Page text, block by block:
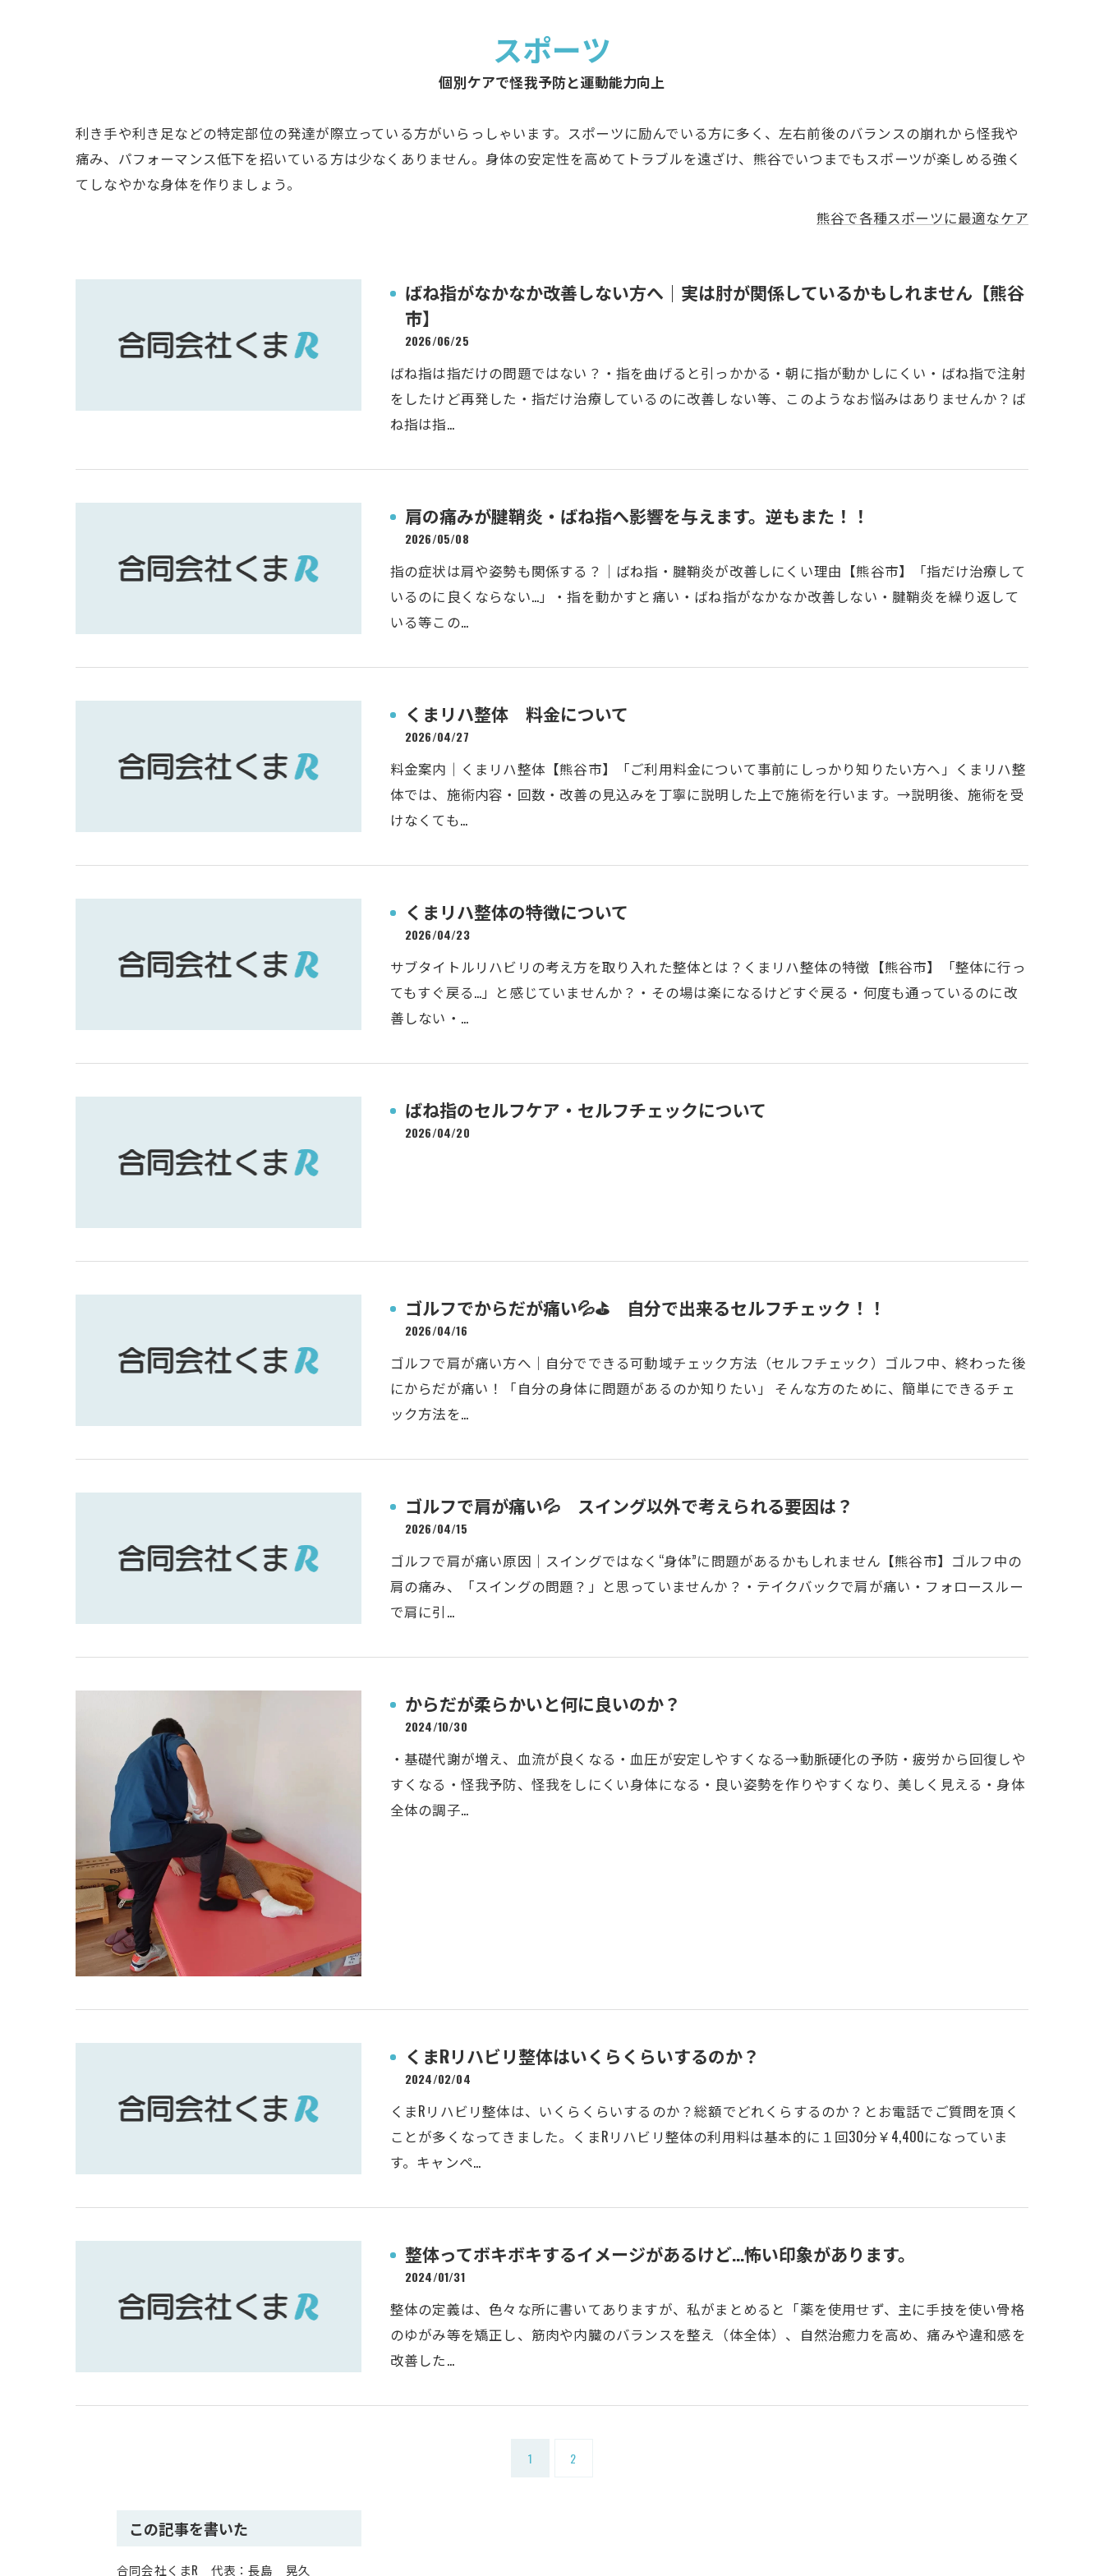
スポーツ
個別ケアで怪我予防と運動能力向上
利き手や利き足などの特定部位の発達が際立っている方がいらっしゃいます。スポーツに励んでいる方に多く、左右前後のバランスの崩れから怪我や
痛み、パフォーマンス低下を招いている方は少なくありません。身体の安定性を高めてトラブルを遠ざけ、熊谷でいつまでもスポーツが楽しめる強く
てしなやかな身体を作りましょう。
熊谷で各種スポーツに最適なケア
ばね指がなかなか改善しない方へ｜実は肘が関係しているかもしれません【熊谷
市】
2026/06/25
ばね指は指だけの問題ではない？・指を曲げると引っかかる・朝に指が動かしにくい・ばね指で注射
をしたけど再発した・指だけ治療しているのに改善しない等、このようなお悩みはありませんか？ば
ね指は指…
肩の痛みが腱鞘炎・ばね指へ影響を与えます。逆もまた！！
2026/05/08
指の症状は肩や姿勢も関係する？｜ばね指・腱鞘炎が改善しにくい理由【熊谷市】「指だけ治療して
いるのに良くならない…」・指を動かすと痛い・ばね指がなかなか改善しない・腱鞘炎を繰り返して
いる等この…
くまリハ整体 料金について
2026/04/27
料金案内｜くまリハ整体【熊谷市】「ご利用料金について事前にしっかり知りたい方へ」くまリハ整
体では、施術内容・回数・改善の見込みを丁寧に説明した上で施術を行います。→説明後、施術を受
けなくても…
くまリハ整体の特徴について
2026/04/23
サブタイトルリハビリの考え方を取り入れた整体とは？くまリハ整体の特徴【熊谷市】「整体に行っ
てもすぐ戻る…」と感じていませんか？・その場は楽になるけどすぐ戻る・何度も通っているのに改
善しない・…
ばね指のセルフケア・セルフチェックについて
2026/04/20
ゴルフでからだが痛い💦⛳ 自分で出来るセルフチェック！！
2026/04/16
ゴルフで肩が痛い方へ｜自分でできる可動域チェック方法（セルフチェック）ゴルフ中、終わった後
にからだが痛い！「自分の身体に問題があるのか知りたい」 そんな方のために、簡単にできるチェ
ック方法を…
ゴルフで肩が痛い💦 スイング以外で考えられる要因は？
2026/04/15
ゴルフで肩が痛い原因｜スイングではなく“身体”に問題があるかもしれません【熊谷市】ゴルフ中の
肩の痛み、「スイングの問題？」と思っていませんか？・テイクバックで肩が痛い・フォロースルー
で肩に引…
からだが柔らかいと何に良いのか？
2024/10/30
・基礎代謝が増え、血流が良くなる・血圧が安定しやすくなる→動脈硬化の予防・疲労から回復しや
すくなる・怪我予防、怪我をしにくい身体になる・良い姿勢を作りやすくなり、美しく見える・身体
全体の調子…
くまRリハビリ整体はいくらくらいするのか？
2024/02/04
くまRリハビリ整体は、いくらくらいするのか？総額でどれくらするのか？とお電話でご質問を頂く
ことが多くなってきました。くまRリハビリ整体の利用料は基本的に１回30分￥4,400になっていま
す。キャンペ…
整体ってボキボキするイメージがあるけど...怖い印象があります。
2024/01/31
整体の定義は、色々な所に書いてありますが、私がまとめると「薬を使用せず、主に手技を使い骨格
のゆがみ等を矯正し、筋肉や内臓のバランスを整え（体全体）、自然治癒力を高め、痛みや違和感を
改善した…
1 2
この記事を書いた
合同会社くまR 代表：長島 晃久